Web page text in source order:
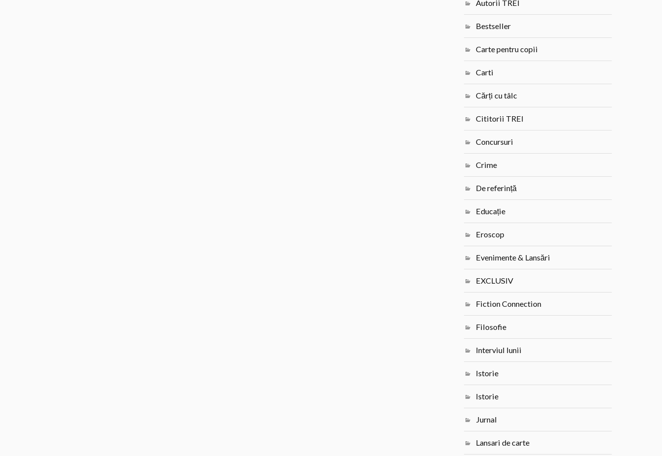
Autorii TREI
Bestseller
Carte pentru copii
Carti
Cărți cu tâlc
Cititorii TREI
Concursuri
Crime
De referință
Educație
Eroscop
Evenimente & Lansări
EXCLUSIV
Fiction Connection
Filosofie
Interviul lunii
Istorie
Istorie
Jurnal
Lansari de carte